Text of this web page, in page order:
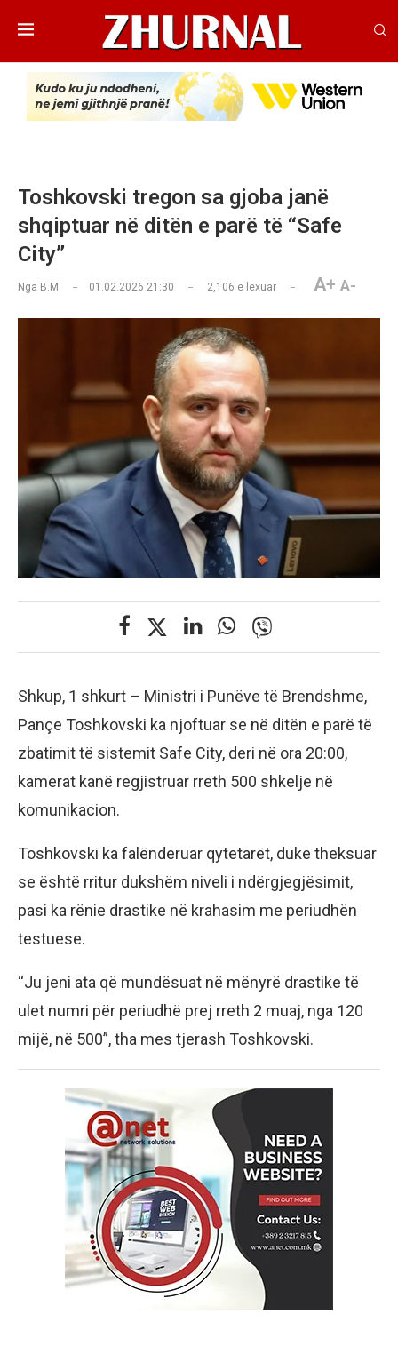
Toshkovski tregon sa gjoba janë
shqiptuar në ditën e parë të “Safe
City”
Nga B.M 01.02.2026 21:30 2,106 e lexuar A+ A-
Shkup, 1 shkurt – Ministri i Punëve të Brendshme,
Pançe Toshkovski ka njoftuar se në ditën e parë të
zbatimit të sistemit Safe City, deri në ora 20:00,
kamerat kanë regjistruar rreth 500 shkelje në
komunikacion.
Toshkovski ka falënderuar qytetarët, duke theksuar
se është rritur dukshëm niveli i ndërgjegjësimit,
pasi ka rënie drastike në krahasim me periudhën
testuese.
“Ju jeni ata që mundësuat në mënyrë drastike të
ulet numri për periudhë prej rreth 2 muaj, nga 120
mijë, në 500”, tha mes tjerash Toshkovski.